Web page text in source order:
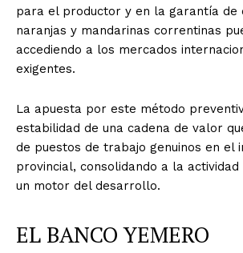
para el productor y en la garantía de
naranjas y mandarinas correntinas
accediendo a los mercados
exigentes.
La apuesta por este método
estabilidad de una cadena de valor
de puestos de trabajo genuinos en el
provincial, consolidando a la
un motor del desarrollo.
EL BANCO YEMERO